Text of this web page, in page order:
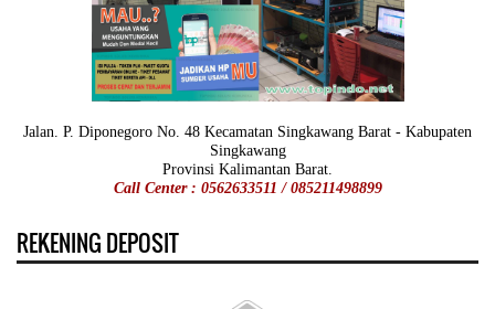
Jalan. P. Diponegoro No. 48 Kecamatan Singkawang Barat - Kabupaten
Singkawang
Provinsi Kalimantan Barat.
Call Center : 0562633511 / 085211498899
REKENING DEPOSIT